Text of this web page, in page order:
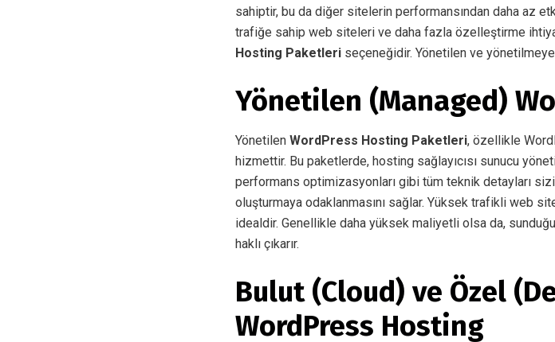
sahiptir, bu da diğer sitelerin performansından daha az
trafiğe sahip web siteleri ve daha fazla özelleştirme
Hosting Paketleri seçeneğidir. Yönetilen ve
Yönetilen (Managed)
Yönetilen WordPress Hosting Paketleri, özellikle
hizmettir. Bu paketlerde, hosting sağlayıcısı sunucu
performans optimizasyonları gibi tüm teknik detayları
oluşturmaya odaklanmasını sağlar. Yüksek trafikli web
idealdir. Genellikle daha yüksek maliyetli olsa da,
haklı çıkarır.
Bulut (Cloud) ve Özel
WordPress Hosting